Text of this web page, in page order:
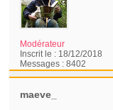
Modérateur
Inscrit le : 18/12/2018
Messages :8402
maeve_